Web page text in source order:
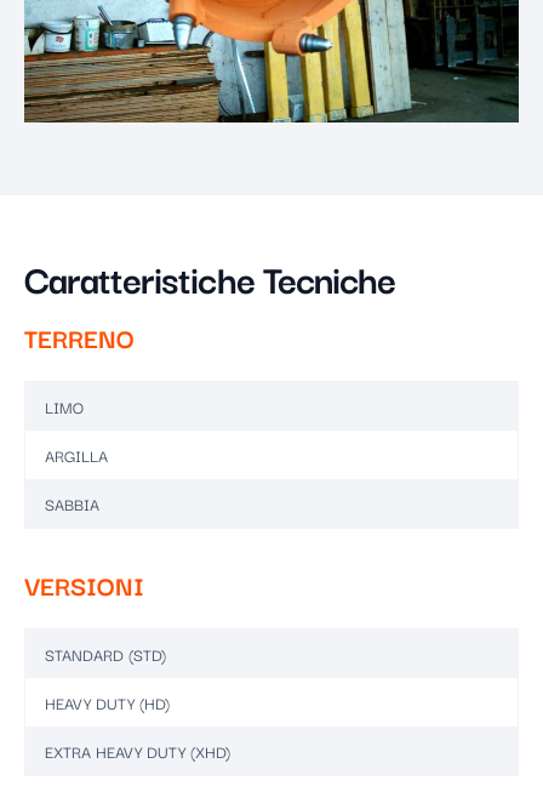
Caratteristiche Tecniche
TERRENO
LIMO
ARGILLA
SABBIA
VERSIONI
STANDARD (STD)
HEAVY DUTY (HD)
EXTRA HEAVY DUTY (XHD)